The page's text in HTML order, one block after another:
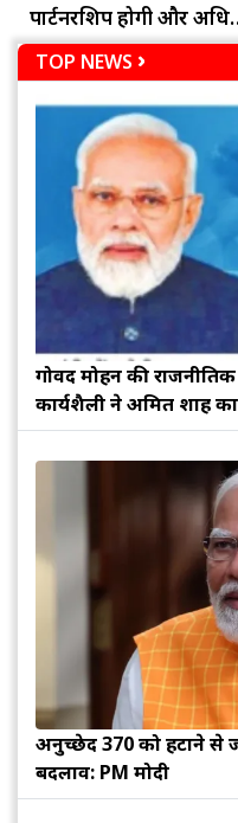
पार्टनरशिप होगी और
मजबूतः जोगाराम
TOP NEWS
गोविंद मोहन की
कार्यशैली ने अमित शाह
अनुच्छेद 370 को हटाने से
बदलाव: PM मोदी